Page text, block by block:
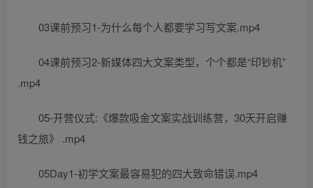
03课前预习1-为什么每个人都要学习写文案.mp4
04课前预习2-新媒体四大文案类型，个个都是“印钞机”
.mp4
05-开营仪式:《爆款吸金文案实战训练营，30天开启赚
钱之旅》 .mp4
05Day1-初学文案最容易犯的四大致命错误.mp4